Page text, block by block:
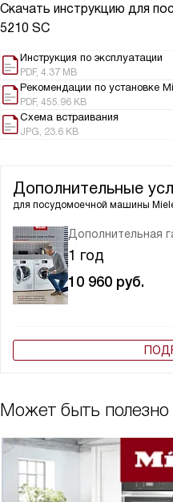
Скачать инструкцию для
5210 SC
Инструкция по эксплуатации
PDF, 4.37 MB
Рекомендации по установке
PDF, 455.96 KB
Схема встраивания
JPG, 23.6 KB
Дополнительные
для посудомоечной машины
Дополнительная
1 год
10 960 руб.
Может быть полезно